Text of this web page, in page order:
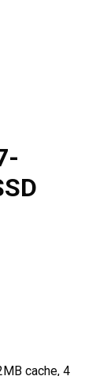
cache, 4